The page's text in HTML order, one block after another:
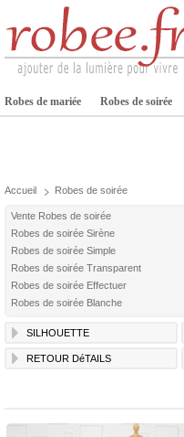
Robes de mariée Robes de soirée
Accueil Robes de soirée
Vente Robes de soirée
Robes de soirée Sirène
Robes de soirée Simple
Robes de soirée Transparent
Robes de soirée Effectuer
Robes de soirée Blanche
SILHOUETTE
RETOUR DéTAILS